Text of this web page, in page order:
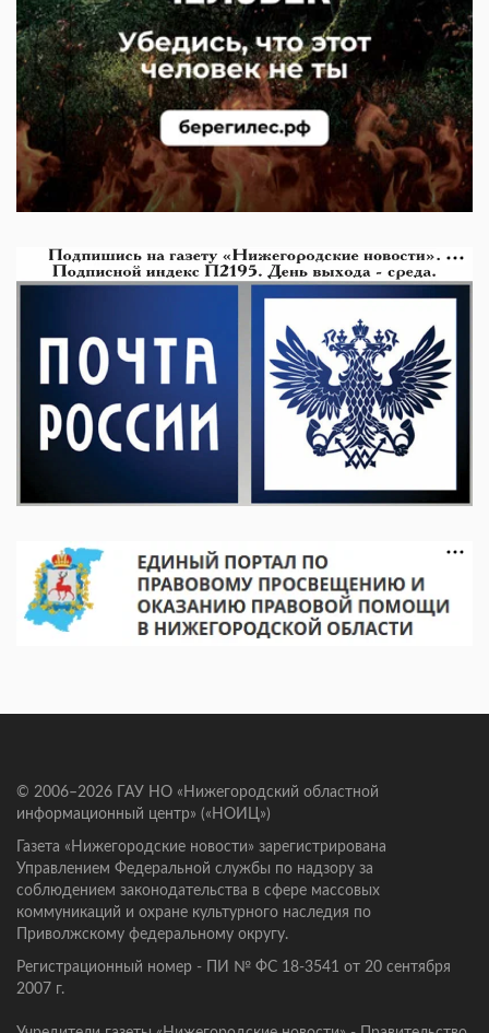
© 2006–2026 ГАУ НО «Нижегородский областной
информационный центр» («НОИЦ»)
Газета «Нижегородские новости» зарегистрирована
Управлением Федеральной службы по надзору за
соблюдением законодательства в сфере массовых
коммуникаций и охране культурного наследия по
Приволжскому федеральному округу.
Регистрационный номер - ПИ № ФС 18-3541 от 20 сентября
2007 г.